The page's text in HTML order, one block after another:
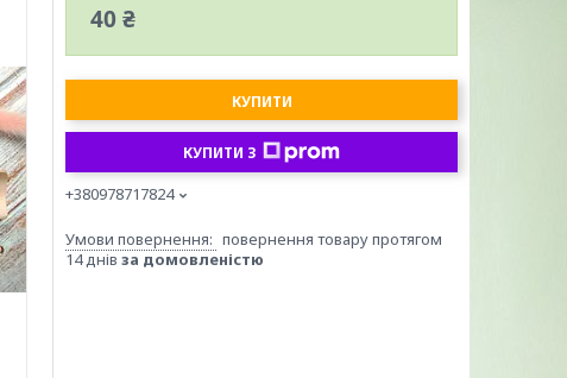
40 ₴
КУПИТИ
КУПИТИ З
+380978717824
повернення товару протягом
14 днів за домовленістю